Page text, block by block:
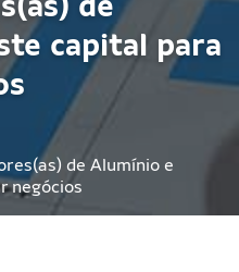
capital para
de Alumínio e
negócios